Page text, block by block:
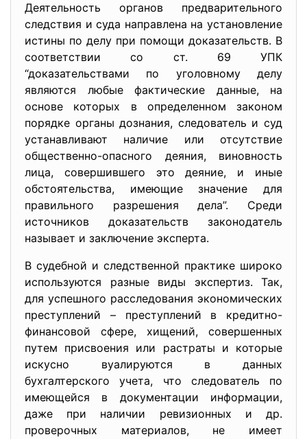
Деятельность органов предварительного
следствия и суда направлена на установление
истины по делу при помощи доказательств. В
соответствии со ст. 69 УПК
“доказательствами по уголовному делу
являются любые фактические данные, на
основе которых в определенном законом
порядке органы дознания, следователь и суд
устанавливают наличие или отсутствие
общественно-опасного деяния, виновность
лица, совершившего это деяние, и иные
обстоятельства, имеющие значение для
правильного разрешения дела”. Среди
источников доказательств законодатель
называет и заключение эксперта.
В судебной и следственной практике широко
используются разные виды экспертиз. Так,
для успешного расследования экономических
преступлений – преступлений в кредитно-
финансовой сфере, хищений, совершенных
путем присвоения или растраты и которые
искусно вуалируются в данных
бухгалтерского учета, что следователь по
имеющейся в документации информации,
даже при наличии ревизионных и др.
проверочных материалов, не имеет